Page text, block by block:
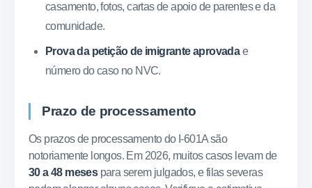
casamento, fotos, cartas de apoio de parentes e da
comunidade.
Prova da petição de imigrante aprovadae
número do caso no NVC.
Prazo de processamento
Os prazos de processamento do I-601A são
notoriamente longos. Em 2026, muitos casos levam de
30 a 48 mesespara serem julgados, e filas severas